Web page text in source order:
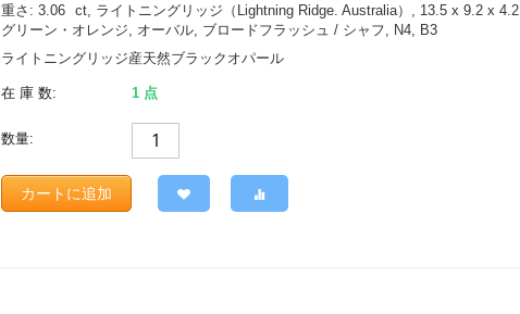
重さ: 3.06 ct , ライトニングリッジ（Lightning Ridge. Australia）, 13.5 x 9.2 x 4.2
グリーン・オレンジ, オーバル, ブロードフラッシュ / シャフ, N4, B3
ライトニングリッジ産天然ブラックオパール
在 庫 数: 1 点
数量:
カートに追加